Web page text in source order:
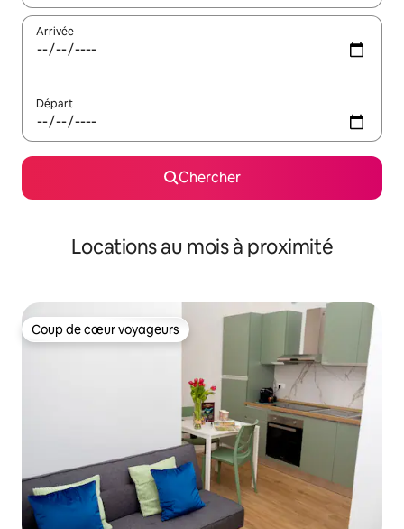
Arrivée
Départ
Chercher
Locations au mois à proximité
Coup de cœur voyageurs
Coup de cœur voyageurs